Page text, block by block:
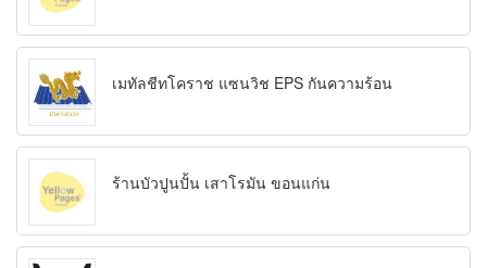
เมทัลชีทโคราช แซนวิช EPS กันความร้อน
ร้านบัวปูนปั้น เสาโรมัน ขอนแก่น